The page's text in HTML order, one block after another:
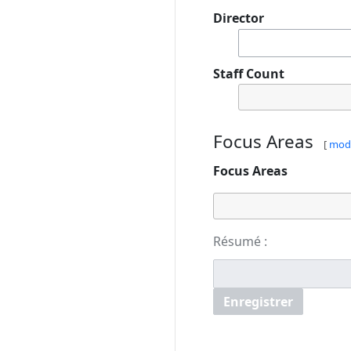
Director
Staff Count
Focus Areas [
Focus Areas
Résumé :
Enregistrer